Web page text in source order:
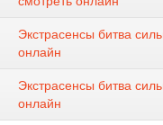
Экстрасенсы битва
онлайн
Экстрасенсы битва
онлайн